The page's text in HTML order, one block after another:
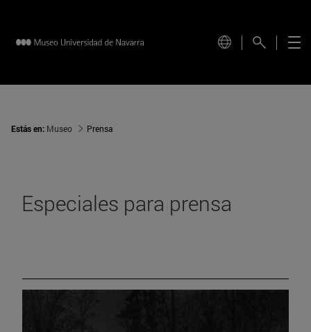
Estás en: Museo Prensa
Especiales para prensa